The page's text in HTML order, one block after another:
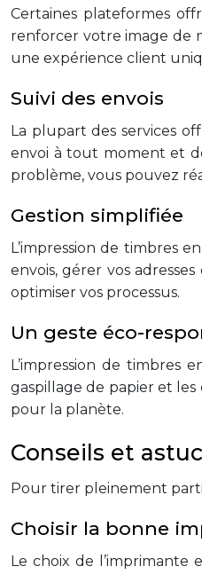
Certaines plateformes
renforcer votre image de
une expérience client
Suivi des envois
La plupart des services
envoi à tout moment et
problème, vous pouvez
Gestion simplifiée
L’impression de timbres
envois, gérer vos
optimiser vos processus.
Un geste éco-
L’impression de timbres
gaspillage de papier et
pour la planète.
Conseils et
Pour tirer pleinement
Choisir la bonne
Le choix de l’imprimante